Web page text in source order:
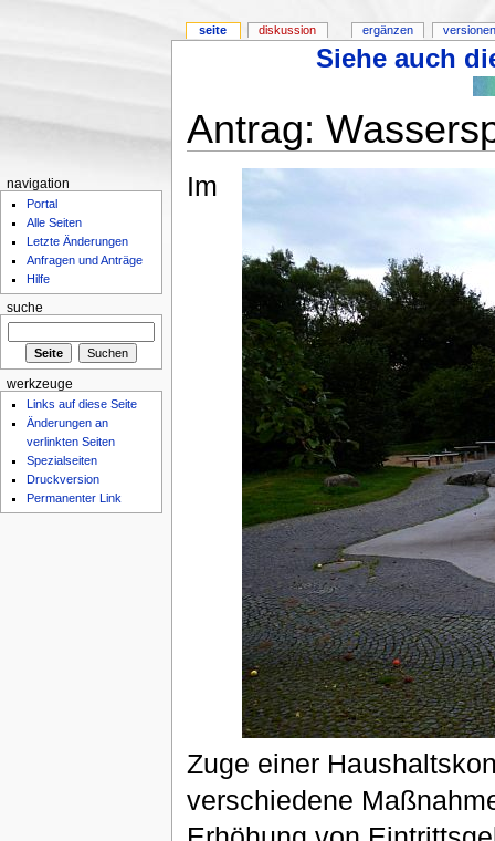
Siehe auch
Antrag:
Im
Zuge einer
verschiedene
seite diskussion ergänzen
navigation
Portal
Alle Seiten
Letzte Änderungen
Anfragen und Anträge
Hilfe
suche
werkzeuge
Links auf diese Seite
Änderungen an
verlinkten Seiten
Spezialseiten
Druckversion
Permanenter Link